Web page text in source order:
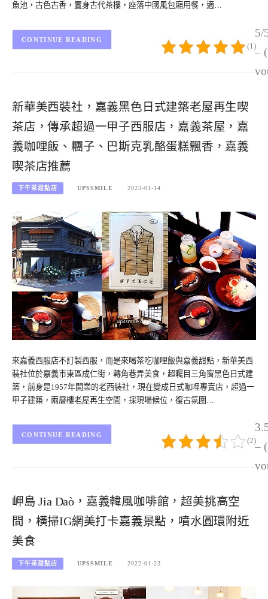
魚池，古色古香，置身古代茶樓，座落中國風包廂用餐，適…
5/
–
(1)
CONTINUE READING
新華美西裝社，嘉義黑色日式建築老屋再生喫
茶店，傳承超過一甲子西服店，嘉義茶屋，嘉
義咖哩飯、糰子、巴斯克乳酪蛋糕飄香，嘉義
喫茶店推薦
下午茶甜點店 UPSSMILE 2023-01-14
來嘉義西服店不訂製西服，而是來喝茶吃咖哩飯與嘉義甜點，新華美西
裝社位於嘉義市東區成仁街，轉角巷弄美食，超矚目三角窗黑色日式建
築，前身是1957年開業的老西裝社，現在變成日式咖哩專賣店，超過一
甲子建築，兩層樓老屋再生空間，採現場候位，復古氛圍…
–
(2)
CONTINUE READING
岬島 Jia Daò，嘉義韓風咖啡館，超美挑高空
間，橫掃IG網美打卡嘉義景點，噴水圓環附近
美食
下午茶甜點店 UPSSMILE 2022-01-23